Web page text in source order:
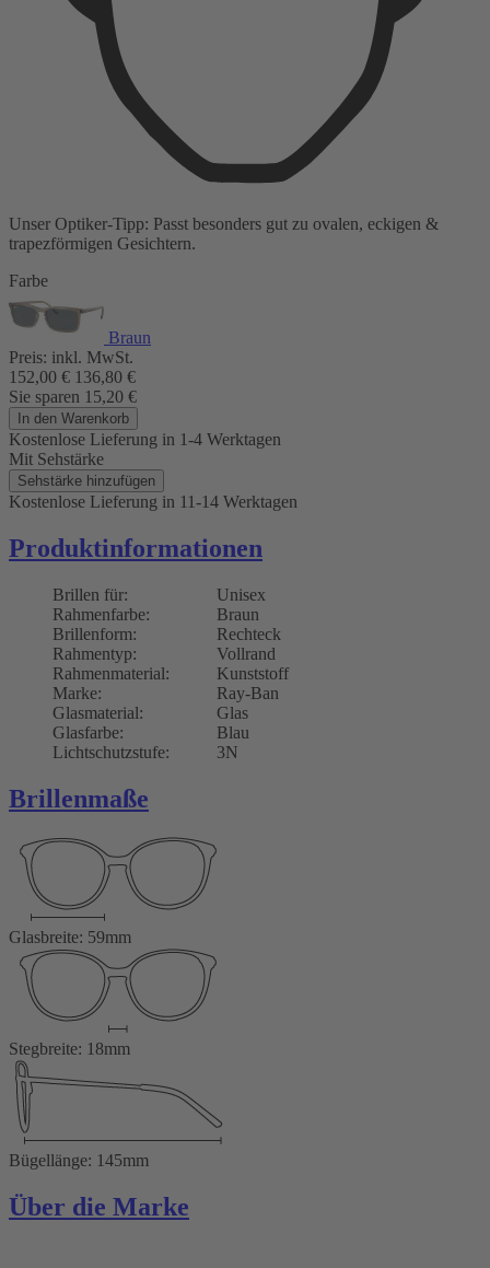
Unser Optiker-Tipp: Passt besonders gut zu ovalen, eckigen &
trapezförmigen Gesichtern.
Farbe
Braun
Preis: inkl. MwSt.
152,00 € 136,80 €
Sie sparen 15,20 €
In den Warenkorb
Kostenlose Lieferung in 1-4 Werktagen
Mit Sehstärke
Sehstärke hinzufügen
Kostenlose Lieferung in 11-14 Werktagen
Produktinformationen
Brillen für:
Unisex
Rahmenfarbe:
Braun
Brillenform:
Rechteck
Rahmentyp:
Vollrand
Rahmenmaterial:
Kunststoff
Marke:
Ray-Ban
Glasmaterial:
Glas
Glasfarbe:
Blau
Lichtschutzstufe:
3N
Brillenmaße
Glasbreite: 59mm
Stegbreite: 18mm
Bügellänge: 145mm
Über die Marke